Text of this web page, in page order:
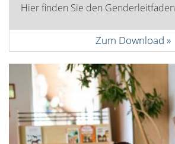
Hier finden Sie den Genderleitfaden
Zum Download